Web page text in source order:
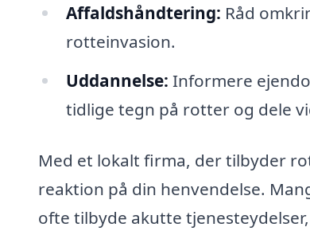
Affaldshåndtering: Råd
rotteinvasion.
Uddannelse: Informere
tidlige tegn på rotter og dele
Med et lokalt firma, der tilbyder
reaktion på din henvendelse.
ofte tilbyde akutte